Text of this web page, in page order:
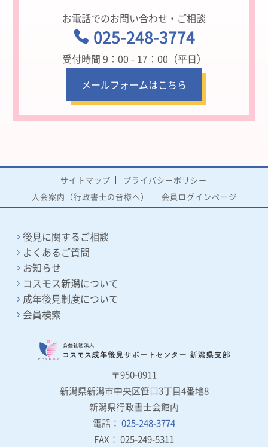
お電話でのお問い合わせ・ご相談
 025-248-3774
受付時間 9：00 - 17：00（平日）
メールフォームはこちら
サイトマップ
プライバシーポリシー
入会案内（行政書士の皆様へ）
会員ログインページ
〒950-0911
新潟県新潟市中央区笹口3丁目4番地8
新潟県行政書士会館内
電話： 025-248-3774
FAX： 025-249-5311
5 コスモス新潟について
5 成年後見制度について
5会員検索
5後見に関するご相談
5 よくあるご質問
5 お知らせ